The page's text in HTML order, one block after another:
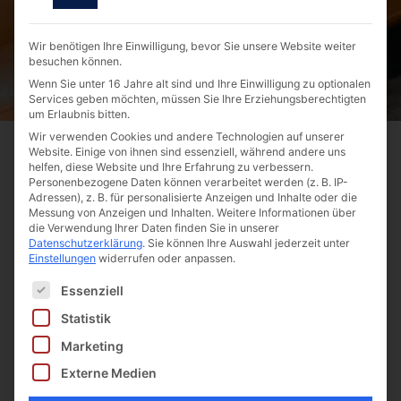
letzten zehn Jahren generiert
Aktuelles
Juli 2026
Wir benötigen Ihre Einwilligung, bevor Sie unsere Website weiter
besuchen können.
Wenn Sie unter 16 Jahre alt sind und Ihre Einwilligung zu optionalen
Services geben möchten, müssen Sie Ihre Erziehungsberechtigten
um Erlaubnis bitten.
Wir verwenden Cookies und andere Technologien auf unserer
Website. Einige von ihnen sind essenziell, während andere uns
helfen, diese Website und Ihre Erfahrung zu verbessern.
Personenbezogene Daten können verarbeitet werden (z. B. IP-
Adressen), z. B. für personalisierte Anzeigen und Inhalte oder die
Messung von Anzeigen und Inhalten. Weitere Informationen über
die Verwendung Ihrer Daten finden Sie in unserer
Datenschutzerklärung. Sie können Ihre Auswahl jederzeit unter
Einstellungen widerrufen oder anpassen.
Es folgt eine Liste der Service-Gruppen, für die
Essenziell
Statistik
Marketing
Externe Medien